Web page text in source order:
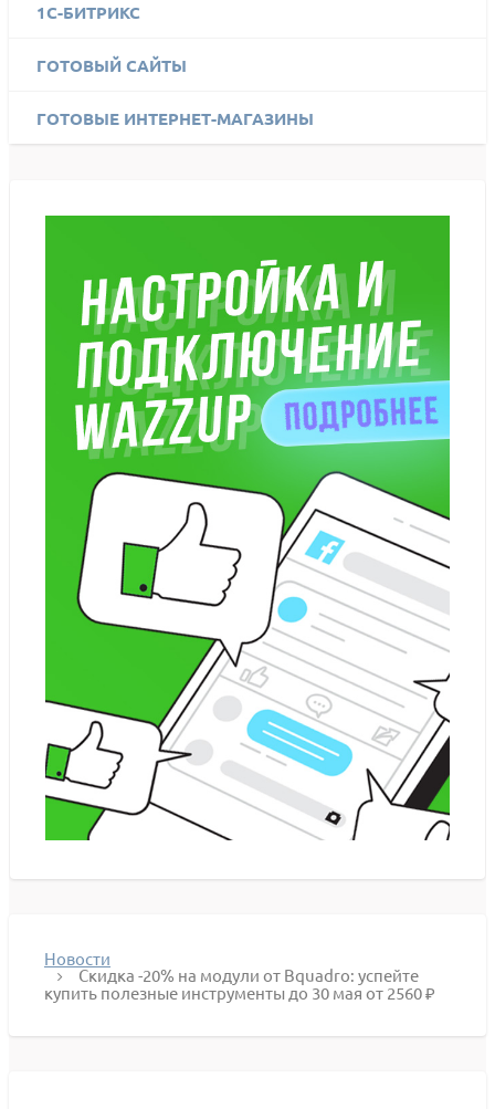
1C-БИТРИКС
ГОТОВЫЙ САЙТЫ
ГОТОВЫЕ ИНТЕРНЕТ-МАГАЗИНЫ
Новости
Скидка -20% на модули от Bquadro: успейте
купить полезные инструменты до 30 мая от 2560 ₽